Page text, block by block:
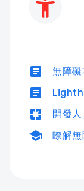
article 無障
article
pages 開發
school 瞭解